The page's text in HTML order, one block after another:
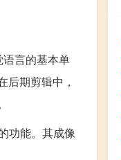
言的基本单
期剪辑中，
功能。其成像